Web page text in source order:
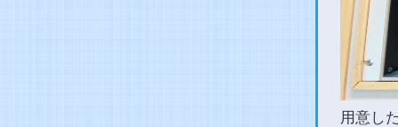
用意し